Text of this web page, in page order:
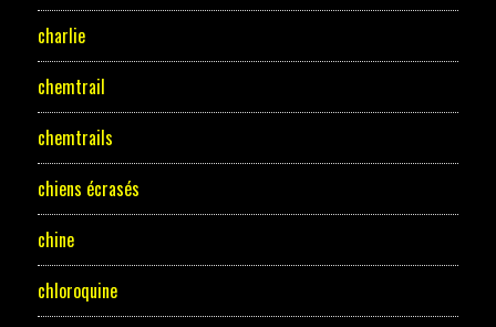
charlie
chemtrail
chemtrails
chiens écrasés
chine
chloroquine